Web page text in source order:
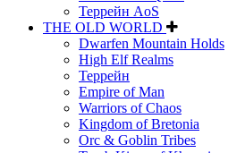
Террейн AoS
THE OLD WORLD
Dwarfen Mountain Holds
High Elf Realms
Террейн
Empire of Man
Warriors of Chaos
Kingdom of Bretonia
Orc & Goblin Tribes